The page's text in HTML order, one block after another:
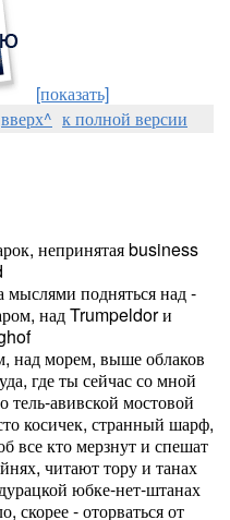
[показать]
вверх^ к полной версии
непринятая business
мыслями подняться над -
над Trumpeldor и
над морем, выше облаков
где ты сейчас со мной
тель-авивской мостовой
косичек, странный шарф,
все кто мерзнут и спешат
читают тору и танах
юбке-нет-штанах
скорее - оторваться от